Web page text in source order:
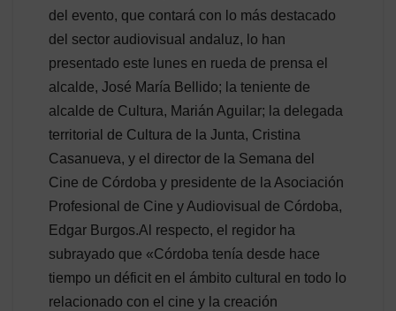
del evento, que contará con lo más destacado
del sector audiovisual andaluz, lo han
presentado este lunes en rueda de prensa el
alcalde, José María Bellido; la teniente de
alcalde de Cultura, Marián Aguilar; la delegada
territorial de Cultura de la Junta, Cristina
Casanueva, y el director de la Semana del
Cine de Córdoba y presidente de la Asociación
Profesional de Cine y Audiovisual de Córdoba,
Edgar Burgos.Al respecto, el regidor ha
subrayado que «Córdoba tenía desde hace
tiempo un déficit en el ámbito cultural en todo lo
relacionado con el cine y la creación